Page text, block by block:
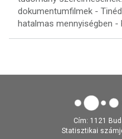
dokumentumfilmek -
hatalmas mennyiségben -
Cím: 1121
Statisztikai